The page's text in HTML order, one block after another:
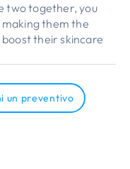
two together,you
making them the
their skincare
un preventivo